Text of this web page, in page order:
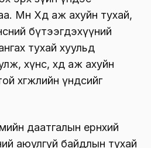
Мөн Хөдөө аж ахуйн тухай,
бүтээгдэхүүний
тухай хуульд
хүнс, хөдөө аж ахуйн
хөгжлийн үндсийг
даатгалын ерөнхий
аюулгүй байдлын тухай